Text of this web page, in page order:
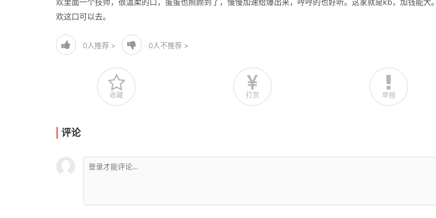
欢里面一个技师，很温柔的口，蛋蛋也照顾到了，慢慢加速给爆出来，哼哼的也好听。这家就是kb，加钱能大
欢这口可以去。
0人推荐 > 0人不推荐 >
收藏 打赏 举报
评论